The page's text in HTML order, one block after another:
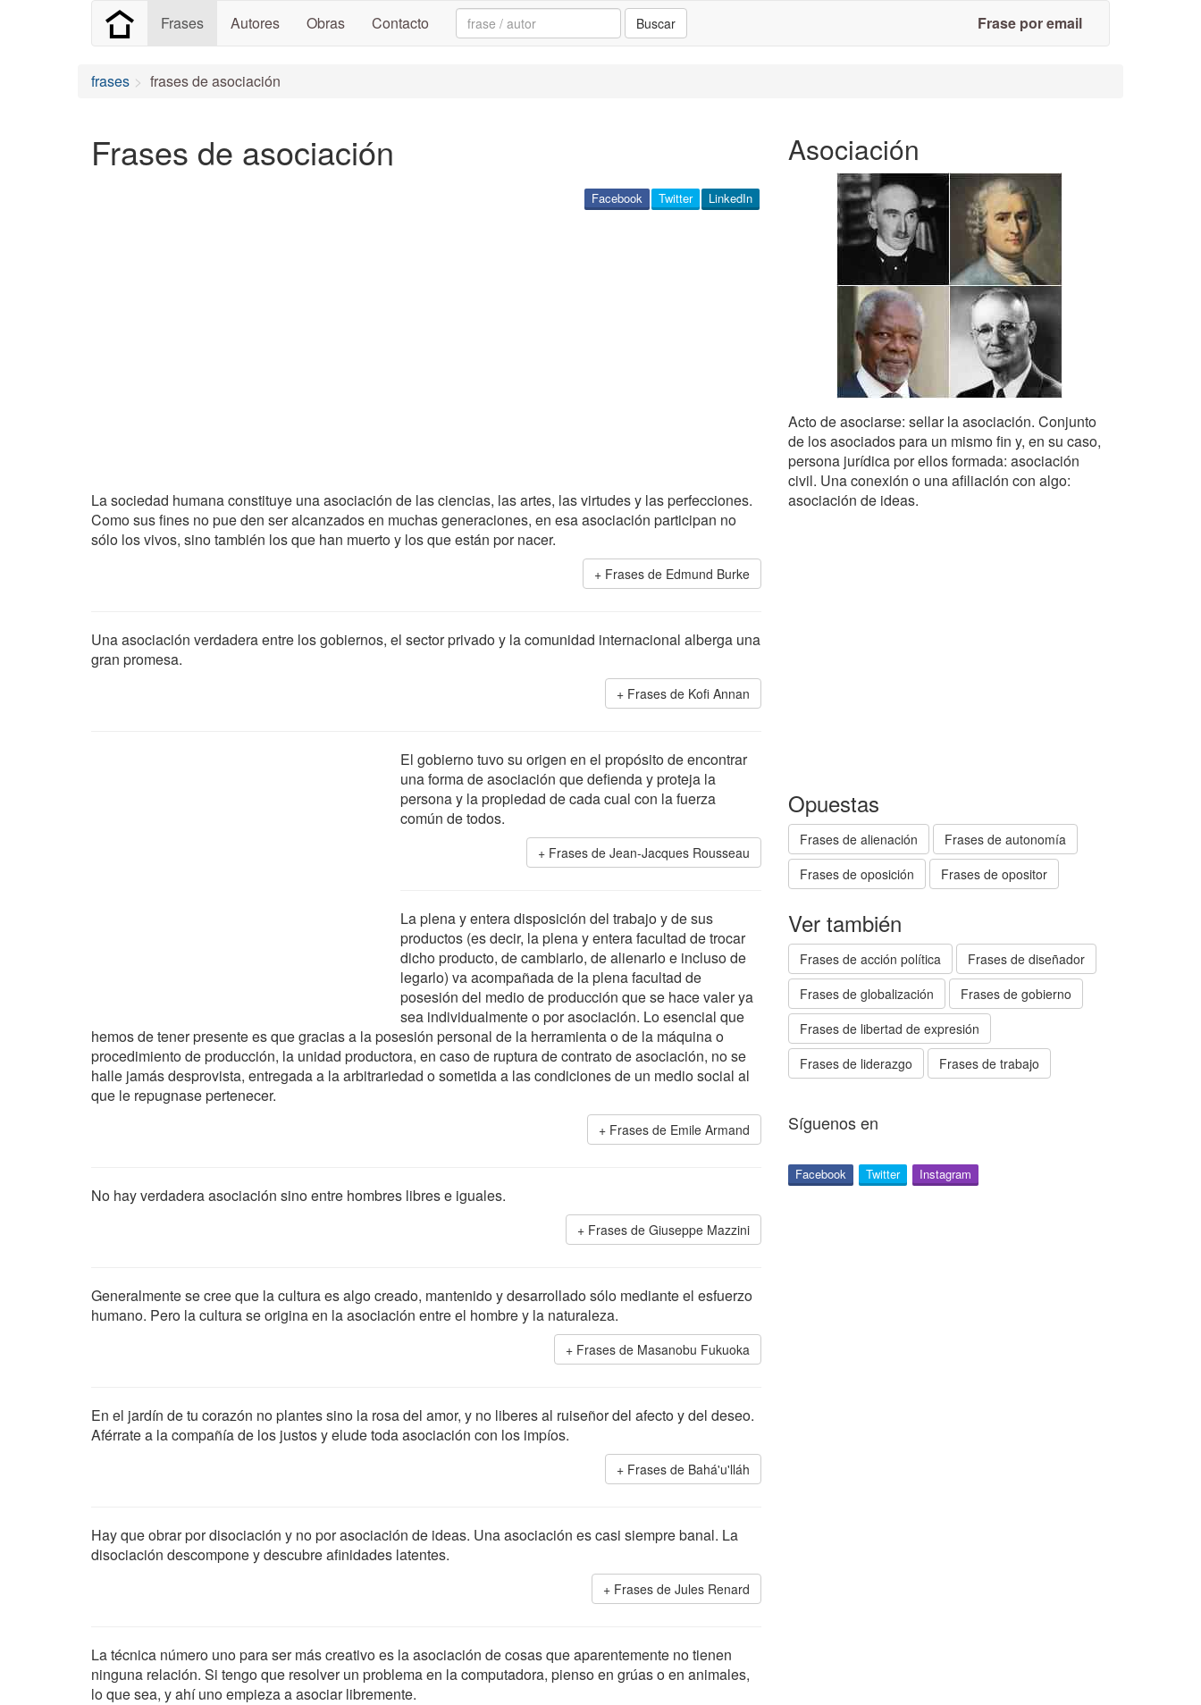
Frases Autores Obras Contacto Search: Buscar Frase por email
frases frases de asociación
Frases de asociación
LinkedIn
Twitter
Facebook
La sociedad humana constituye una asociación de las ciencias, las artes, las virtudes y las perfecciones.
Como sus fines no pue den ser alcanzados en muchas generaciones, en esa asociación participan no
sólo los vivos, sino también los que han muerto y los que están por nacer.
Frases de Edmund Burke
Una asociación verdadera entre los gobiernos, el sector privado y la comunidad internacional alberga una
gran promesa.
Frases de Kofi Annan
El gobierno tuvo su origen en el propósito de encontrar
una forma de asociación que defienda y proteja la
persona y la propiedad de cada cual con la fuerza
común de todos.
Frases de Jean-Jacques Rousseau
La plena y entera disposición del trabajo y de sus
productos (es decir, la plena y entera facultad de trocar
dicho producto, de cambiarlo, de alienarlo e incluso de
legarlo) va acompañada de la plena facultad de
posesión del medio de producción que se hace valer ya
sea individualmente o por asociación. Lo esencial que
hemos de tener presente es que gracias a la posesión personal de la herramienta o de la máquina o
procedimiento de producción, la unidad productora, en caso de ruptura de contrato de asociación, no se
halle jamás desprovista, entregada a la arbitrariedad o sometida a las condiciones de un medio social al
que le repugnase pertenecer.
Frases de Emile Armand
No hay verdadera asociación sino entre hombres libres e iguales.
Frases de Giuseppe Mazzini
Generalmente se cree que la cultura es algo creado, mantenido y desarrollado sólo mediante el esfuerzo
humano. Pero la cultura se origina en la asociación entre el hombre y la naturaleza.
Frases de Masanobu Fukuoka
En el jardín de tu corazón no plantes sino la rosa del amor, y no liberes al ruiseñor del afecto y del deseo.
Aférrate a la compañía de los justos y elude toda asociación con los impíos.
Frases de Bahá'u'lláh
Hay que obrar por disociación y no por asociación de ideas. Una asociación es casi siempre banal. La
disociación descompone y descubre afinidades latentes.
Frases de Jules Renard
La técnica número uno para ser más creativo es la asociación de cosas que aparentemente no tienen
ninguna relación. Si tengo que resolver un problema en la computadora, pienso en grúas o en animales,
lo que sea, y ahí uno empieza a asociar libremente.
Asociación
Acto de asociarse: sellar la asociación. Conjunto
de los asociados para un mismo fin y, en su caso,
persona jurídica por ellos formada: asociación
civil. Una conexión o una afiliación con algo:
asociación de ideas.
Opuestas
Frases de alienación
Frases de autonomía
Frases de oposición
Frases de opositor
Ver también
Frases de acción política
Frases de diseñador
Frases de globalización
Frases de gobierno
Frases de libertad de expresión
Frases de liderazgo
Frases de trabajo
Síguenos en
Facebook Twitter Instagram